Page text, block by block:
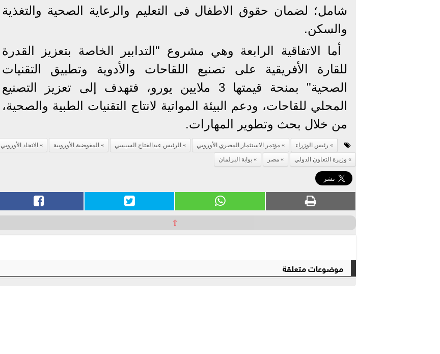
شامل؛ لضمان حقوق الاطفال فى التعليم والرعاية الصحية والتغذية
والسكن.
أما الاتفاقية الرابعة وهي مشروع "التدابير الخاصة بتعزيز القدرة
للقارة الأفريقية على تصنيع اللقاحات والأدوية وتطبيق التقنيات
الصحية" بمنحة قيمتها 3 ملايين يورو، فتهدف إلى تعزيز التصنيع
المحلي للقاحات، ودعم البيئة المواتية لانتاج التقنيات الطبية والصحية،
من خلال بحث وتطوير المهارات.
رئيس الوزراء مؤتمر الاستثمار المصري الأوروبي الرئيس عبدالفتاح السيسي المفوضية الأوروبية
الاتحاد الأوروبي
وزيرة التعاون الدولي
مصر بوابة البرلمان
⇧
موضوعات متعلقة